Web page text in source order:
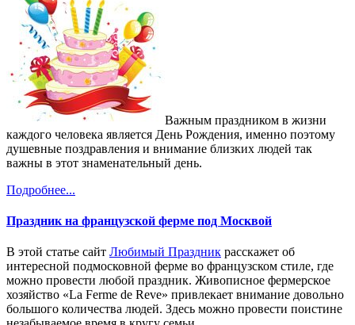
Важным праздником в жизни
каждого человека является День Рождения, именно поэтому
душевные поздравления и внимание близких людей так
важны в этот знаменательный день.
Подробнее...
Праздник на французской ферме под Москвой
В этой статье сайт Любимый Праздник расскажет об
интересной подмосковной ферме во французском стиле, где
можно провести любой праздник. Живописное фермерское
хозяйство «La Ferme de Reve» привлекает внимание довольно
большого количества людей. Здесь можно провести поистине